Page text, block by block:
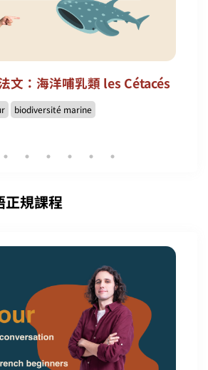
文：海洋哺乳類 les Cétacés
biodiversité marine
正規課程